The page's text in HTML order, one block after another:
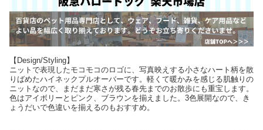
【Design/Styling】
ニットで表現したモコモコのロゴに、写真映えする小さなハート柄を散
りばめたハイネックプルオーバーです。軽くて暖かみを感じる肌触りの
ニットなので、まだまだ寒さが残る春先までのお散歩にも重宝します。
色はアイボリーとピンク、ブラウンを揃えました。3色展開なので、き
ょうだいで色違いを揃えるのもおすすめ。